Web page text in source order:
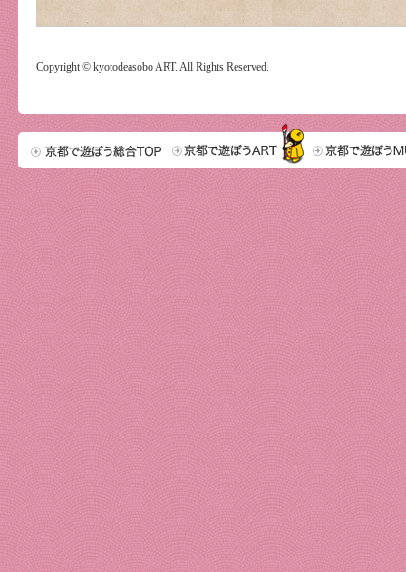
Copyright © kyotodeasobo ART. All Rights Reserved.